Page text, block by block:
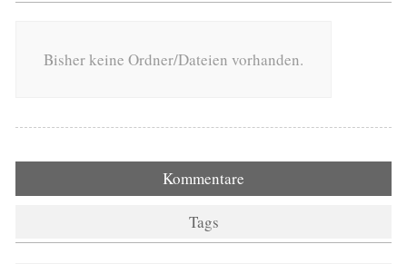
Bisher keine Ordner/Dateien vorhanden.
Kommentare
Tags